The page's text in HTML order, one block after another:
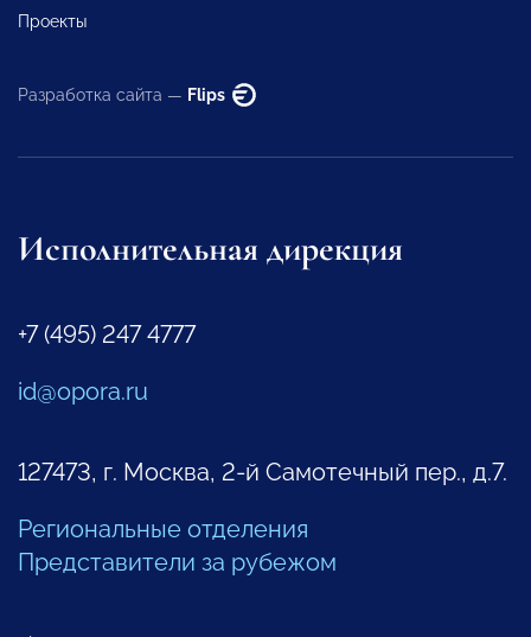
Проекты
Разработка сайта — Flips
Исполнительная дирекция
+7 (495) 247 4777
id@opora.ru
127473, г. Москва, 2-й Самотечный пер., д.7.
Региональные отделения
Представители за рубежом